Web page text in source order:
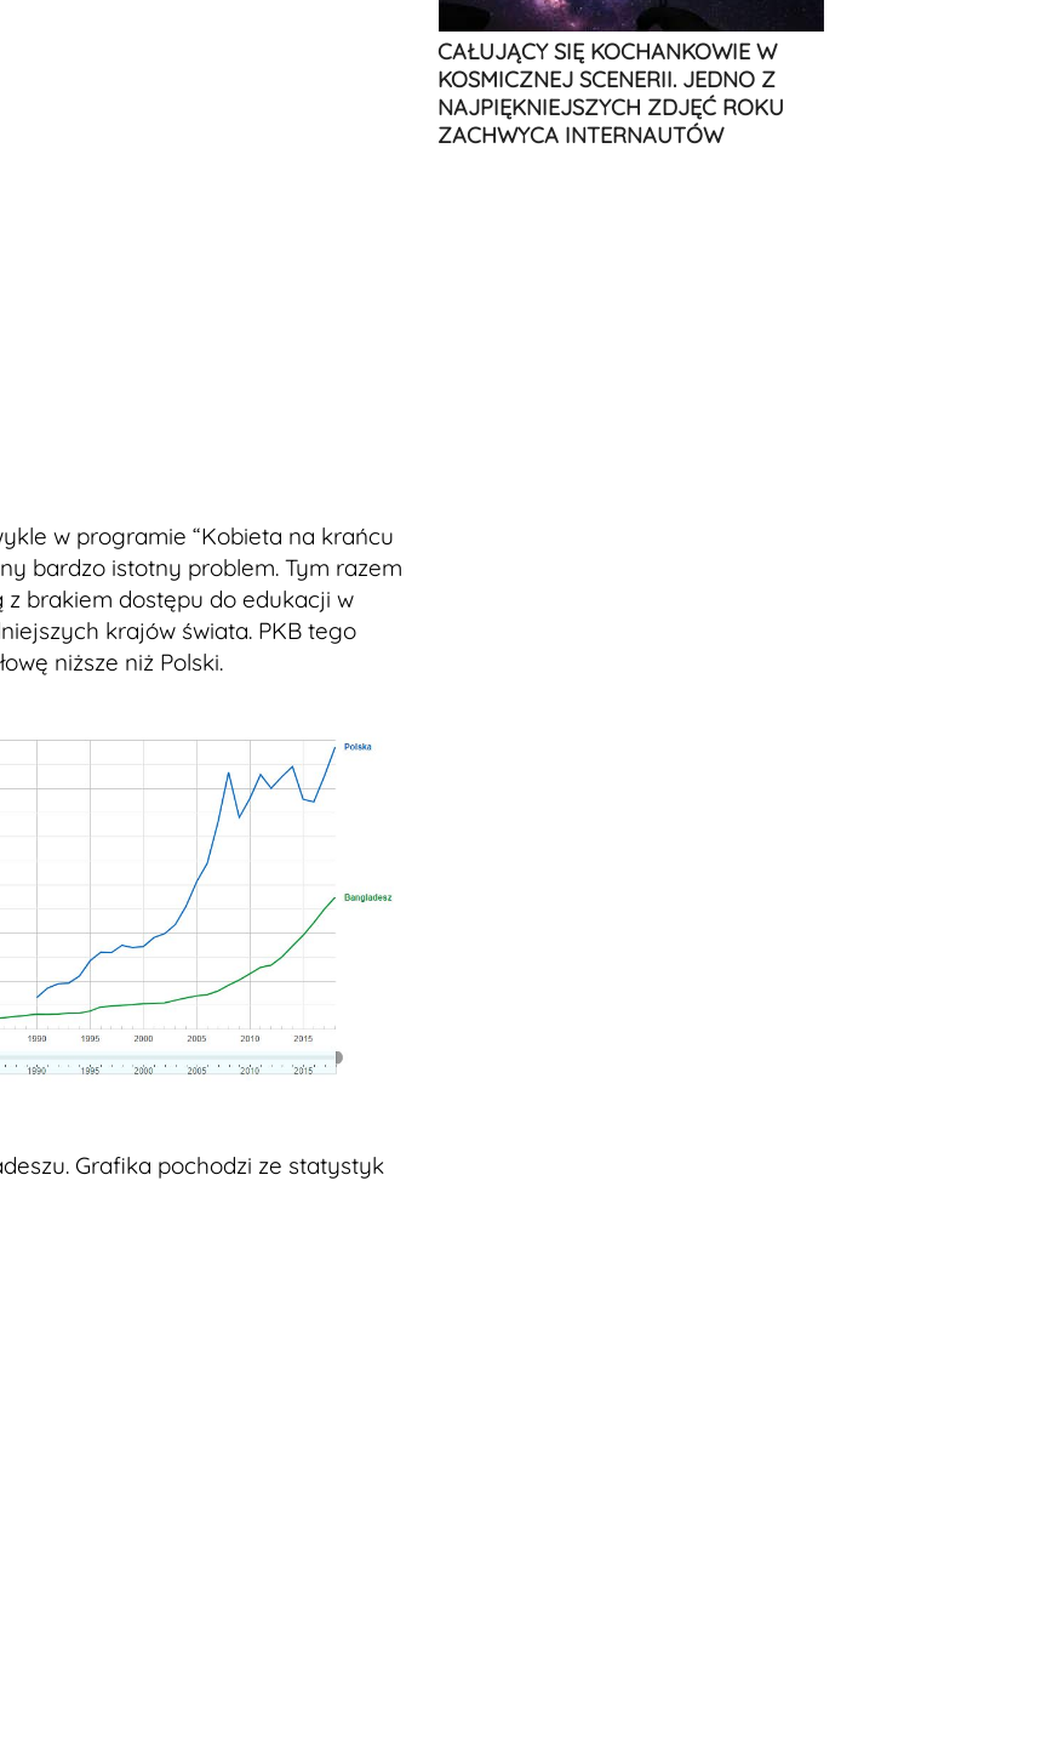
w programie “Kobieta na krańcu
bardzo istotny problem. Tym razem
z brakiem dostępu do edukacji w
krajów świata. PKB tego
niższe niż Polski.
Grafika pochodzi ze statystyk
CAŁUJĄCY SIĘ KOCHANKOWIE W
KOSMICZNEJ SCENERII. JEDNO Z
NAJPIĘKNIEJSZYCH ZDJĘĆ ROKU
ZACHWYCA INTERNAUTÓW